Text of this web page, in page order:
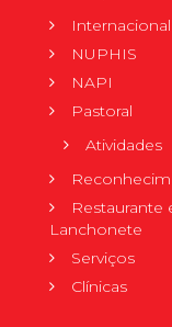
Internacional
NUPHIS
NAPI
Pastoral
Atividades
Restaurante
Lanchonete
Serviços
Clínicas